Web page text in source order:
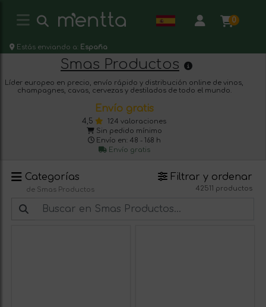
0
Estás enviando a: España
Smas Productos
Líder europeo en precio, envío rápido y distribución online de vinos,
champagnes, cavas, cervezas y destilados de todo el mundo.
Envío gratis
4,5
124 valoraciones
Sin pedido mínimo
Envío en: 48 - 168 h
Envío gratis
Categorías
de Smas Productos
Filtrar y ordenar
42511 productos